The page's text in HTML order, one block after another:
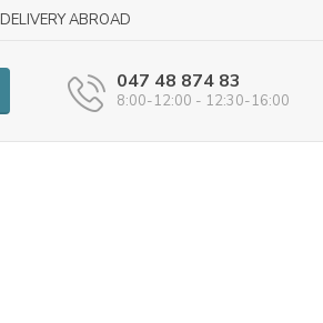
DELIVERY ABROAD
047 48 874 83
8:00-12:00 - 12:30-16:00